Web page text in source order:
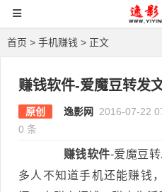
首页 > 手机赚钱 > 正文
赚钱软件-爱魔豆转发
原创 逸影网 2016-07-22
0 条
赚钱软件-爱魔豆
多人不知道手机还能赚钱